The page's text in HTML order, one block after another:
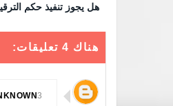
هل يجوز تنفيذ حكم
هناك 4 تعليقات:
3 أبريل 2020 في 8:36 ص